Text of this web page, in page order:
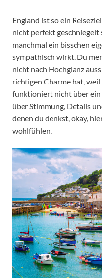
England ist so ein
nicht perfekt geschniegelt
manchmal ein bisschen
sympathisch wirkt. Du
nicht nach Hochglanz
richtigen Charme hat, weil
funktioniert nicht über ein
über Stimmung, Details
denen du denkst, okay,
wohlfühlen.